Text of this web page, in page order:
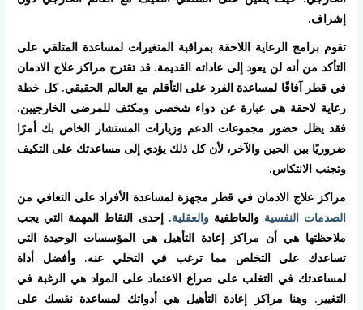
إشراف.
تقوم برامج الرعاية اللاحقة بمراقبة المتغيرات لمساعدة المتلقي على
التأكد من أنه لن يعود إلى عاداته القديمة. قد تقترح مراكز علاج الادمان
في قطر آفاقًا لمساعدة الفرد على التأقلم مع العالم الحقيقي. كل خطة
رعاية لاحقة هي عبارة عن دواء شخصي ومكثف للمرضى الخارجيين.
فقد يظل حضور مجموعات الدعم وزيارات المستشار الخاص بك أمرًا
ضروريًا بين الحين والآخر، لأن كل ذلك يؤدي إلى مساعدتك على التكيف
وتجنب الانتكاس.
مراكز علاج الادمان في قطر مجهزة لمساعدة الأفراد على التعافي من
الصدمات النفسية والعاطفيةوالعقلية. إحدى النقاط المهمة التي يجب
ملاحظتها هي أن مراكز إعادة التأهيل هي المؤسسات الوحيدة التي
تساعدك على التخلص مما ترغب في التخلي عنه. وأفضل أداة
لمساعدتك في التغلب على صراع الاعتماد على المواد هي الرغبة في
التغيير. وهنا مراكز إعادة التأهيل هي أدواتك لمساعدة نفسك على